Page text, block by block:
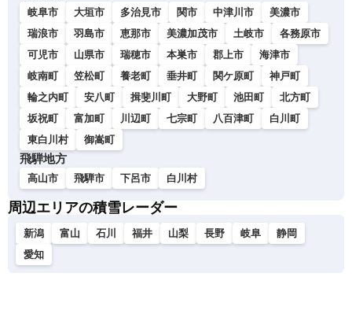
岐阜市 大垣市 多治見市 関市 中津川市
美濃市
瑞浪市
羽島市 恵那市 美濃加茂市 土岐市
各務原市
可児市
山県市 瑞穂市 本巣市 郡上市
海津市
岐南町
笠松町 養老町 垂井町 関ケ原町
神戸町
輪之内町
安八町 揖斐川町 大野町 池田町
北方町
坂祝町
富加町 川辺町 七宗町 八百津町
白川町
東白川村
御嵩町
飛騨地方
高山市 飛騨市 下呂市 白川村
周辺エリアの積雪レーダー
新潟 富山 石川 福井 山梨 長野 岐阜
静岡
愛知